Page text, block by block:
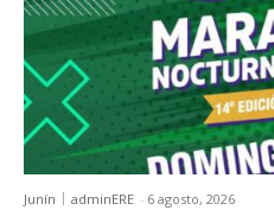
Junín adminERE - 6 agosto, 2026